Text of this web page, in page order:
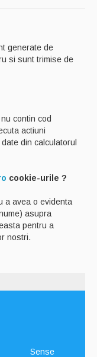
generate de
si sunt trimise de
contin cod
actiuni
din calculatorul
cookie-urile ?
a avea o evidenta
asupra
pentru a
nostri.
Sense